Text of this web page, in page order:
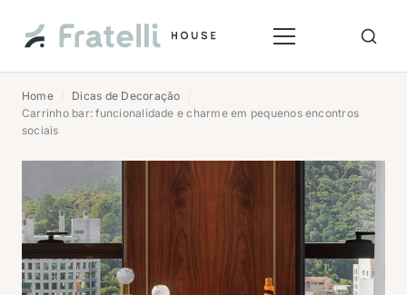
Home Dicas de Decoração
Carrinho bar: funcionalidade e charme em pequenos encontros
sociais